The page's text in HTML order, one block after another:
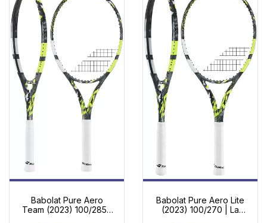
Babolat Pure Aero
Team (2023) 100/285 |
Babolat Pure Aero Lite
(2023) 100/270 | La